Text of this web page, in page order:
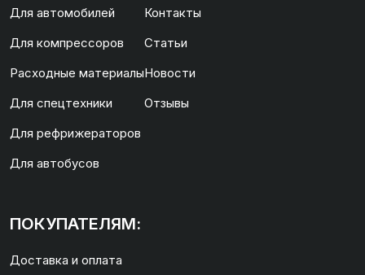
Для автомобилей
Для компрессоров
Расходные материалы
Для спецтехники
Для рефрижераторов
Для автобусов
Контакты
Статьи
Новости
Отзывы
ПОКУПАТЕЛЯМ:
Доставка и оплата